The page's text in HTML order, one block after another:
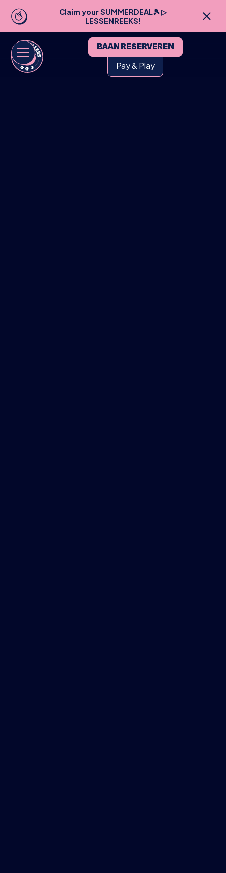
Claim your SUMMERDEAL🎾 ▷
LESSENREEKS!
BAAN RESERVEREN
Pay & Play
This is some text inside of a div block.